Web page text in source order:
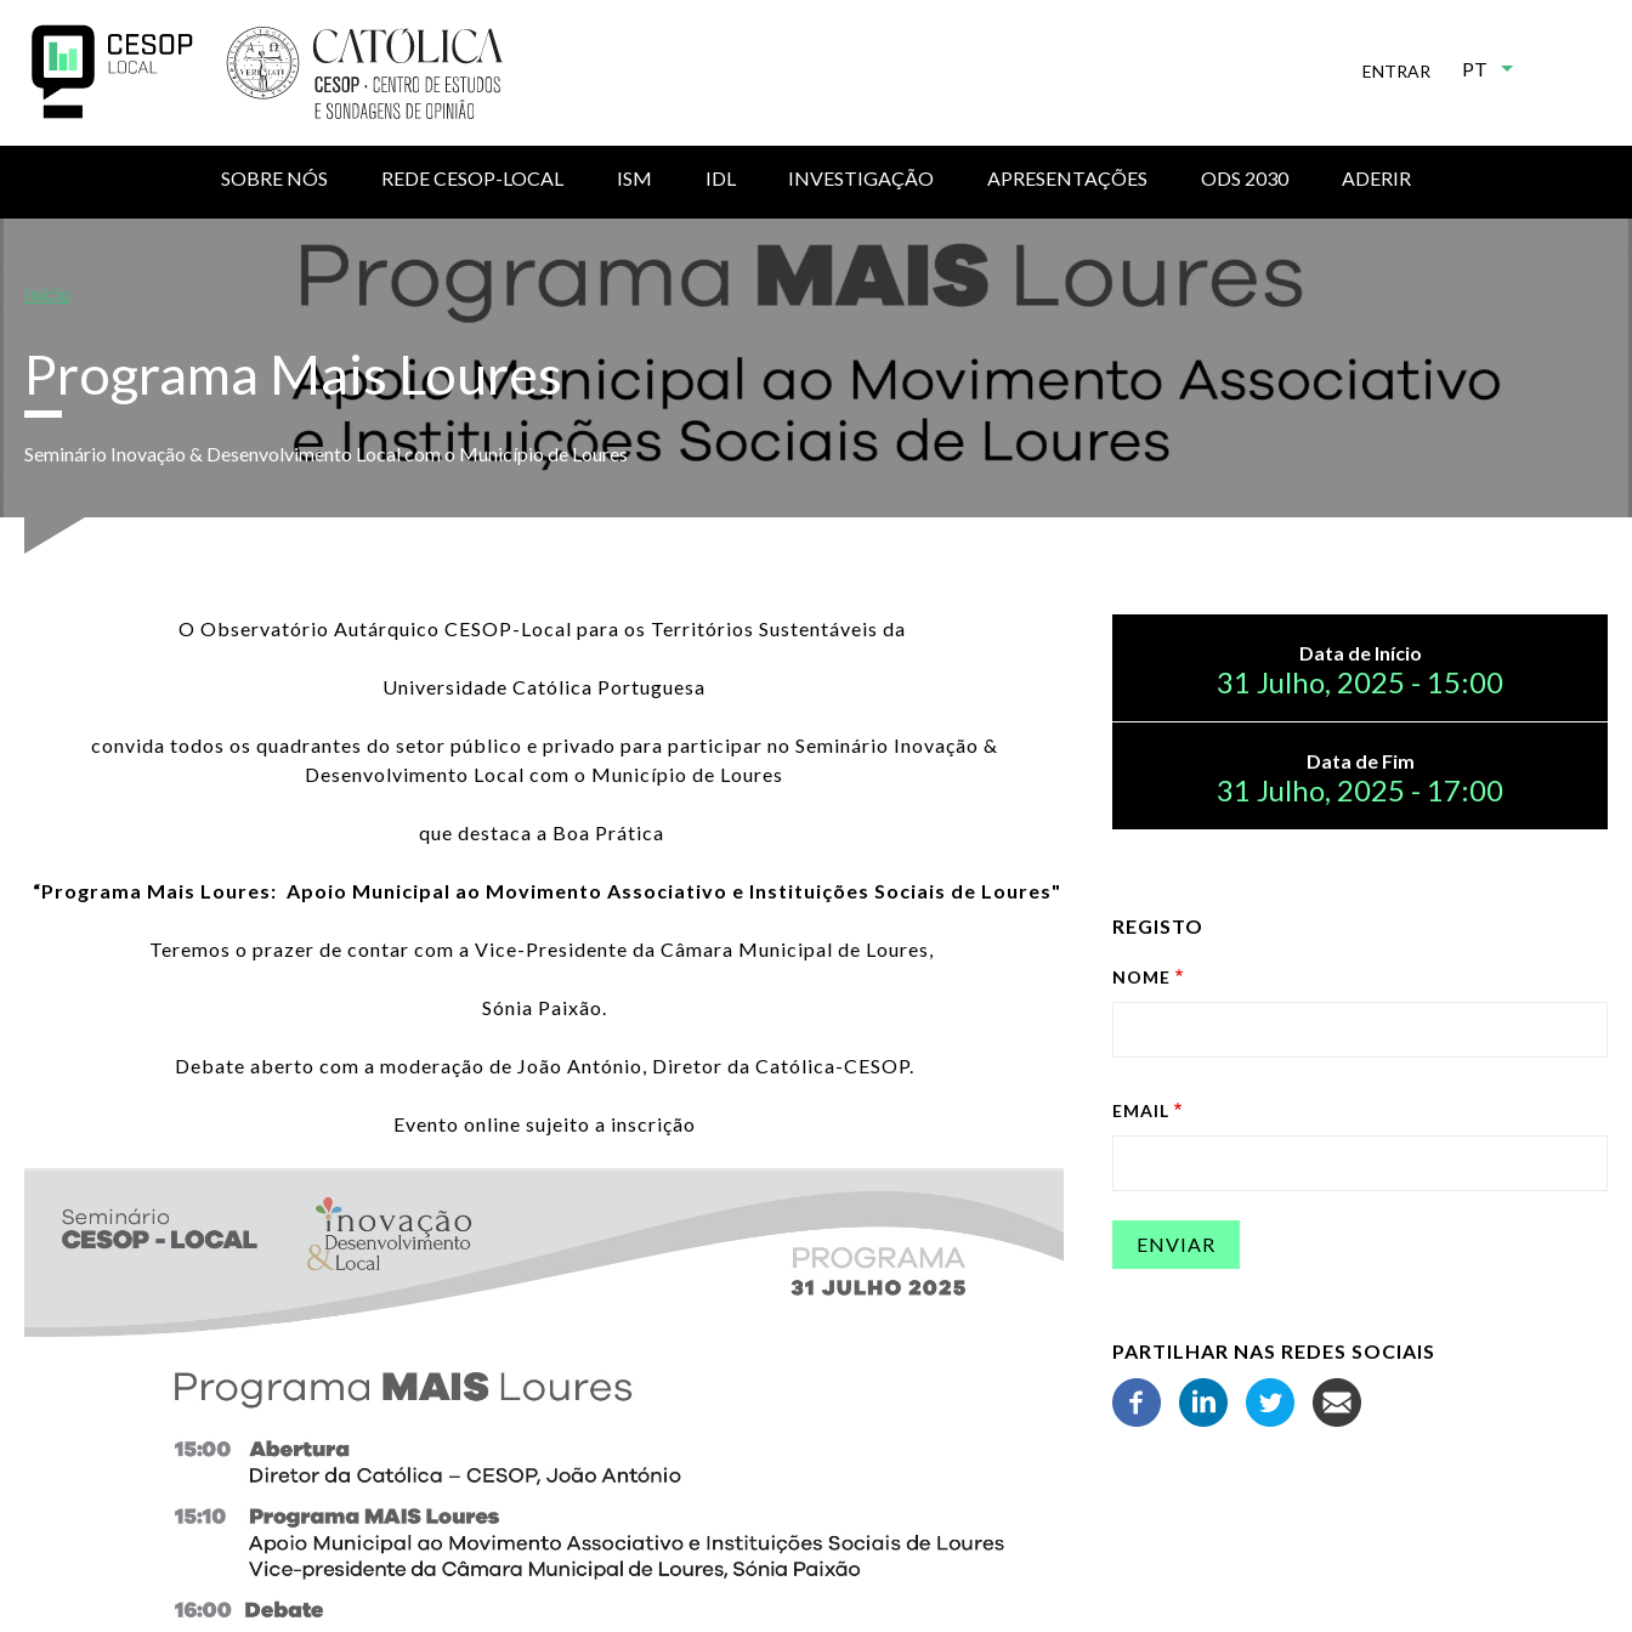
conteúdo
PRINCIPAL
SOBRE NÓS REDE CESOP-LOCAL ISM IDL INVESTIGAÇÃO APRESENTAÇÕES ODS 2030 ADERIR
ENTRAR PT Lista de ações
topNavegação
Início
Programa Mais Loures
Seminário Inovação & Desenvolvimento Local com o Município de Loures
Data de Início
31 Julho, 2025 - 15:00
Data de Fim
31 Julho, 2025 - 17:00
REGISTO
NOME
EMAIL
O Observatório Autárquico CESOP-Local para os Territórios Sustentáveis da
Universidade Católica Portuguesa
convida todos os quadrantes do setor público e privado para participar no Seminário Inovação &
Desenvolvimento Local com o Município de Loures
que destaca a Boa Prática
“Programa Mais Loures: Apoio Municipal ao Movimento Associativo e Instituições Sociais de Loures"
Teremos o prazer de contar com a Vice-Presidente da Câmara Municipal de Loures,
Sónia Paixão.
Debate aberto com a moderação de João António, Diretor da Católica-CESOP.
Evento online sujeito a inscrição
PARTILHAR NAS REDES SOCIAIS